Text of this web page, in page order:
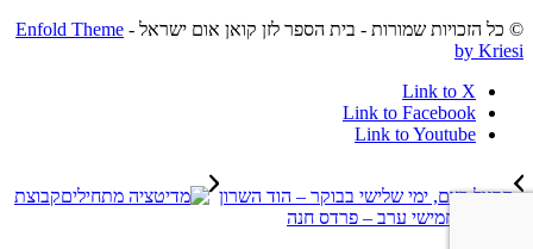
© כל הזכויות שמורות - בית הספר לזן קואן אום ישראל - Enfold Theme
by Kriesi
Link to X
Link to Facebook
Link to Youtube
תרגול בזום, ימי שלישי בבוקר – הוד השרון
קבוצת
מתחילים חמישי ערב – פרדס חנה